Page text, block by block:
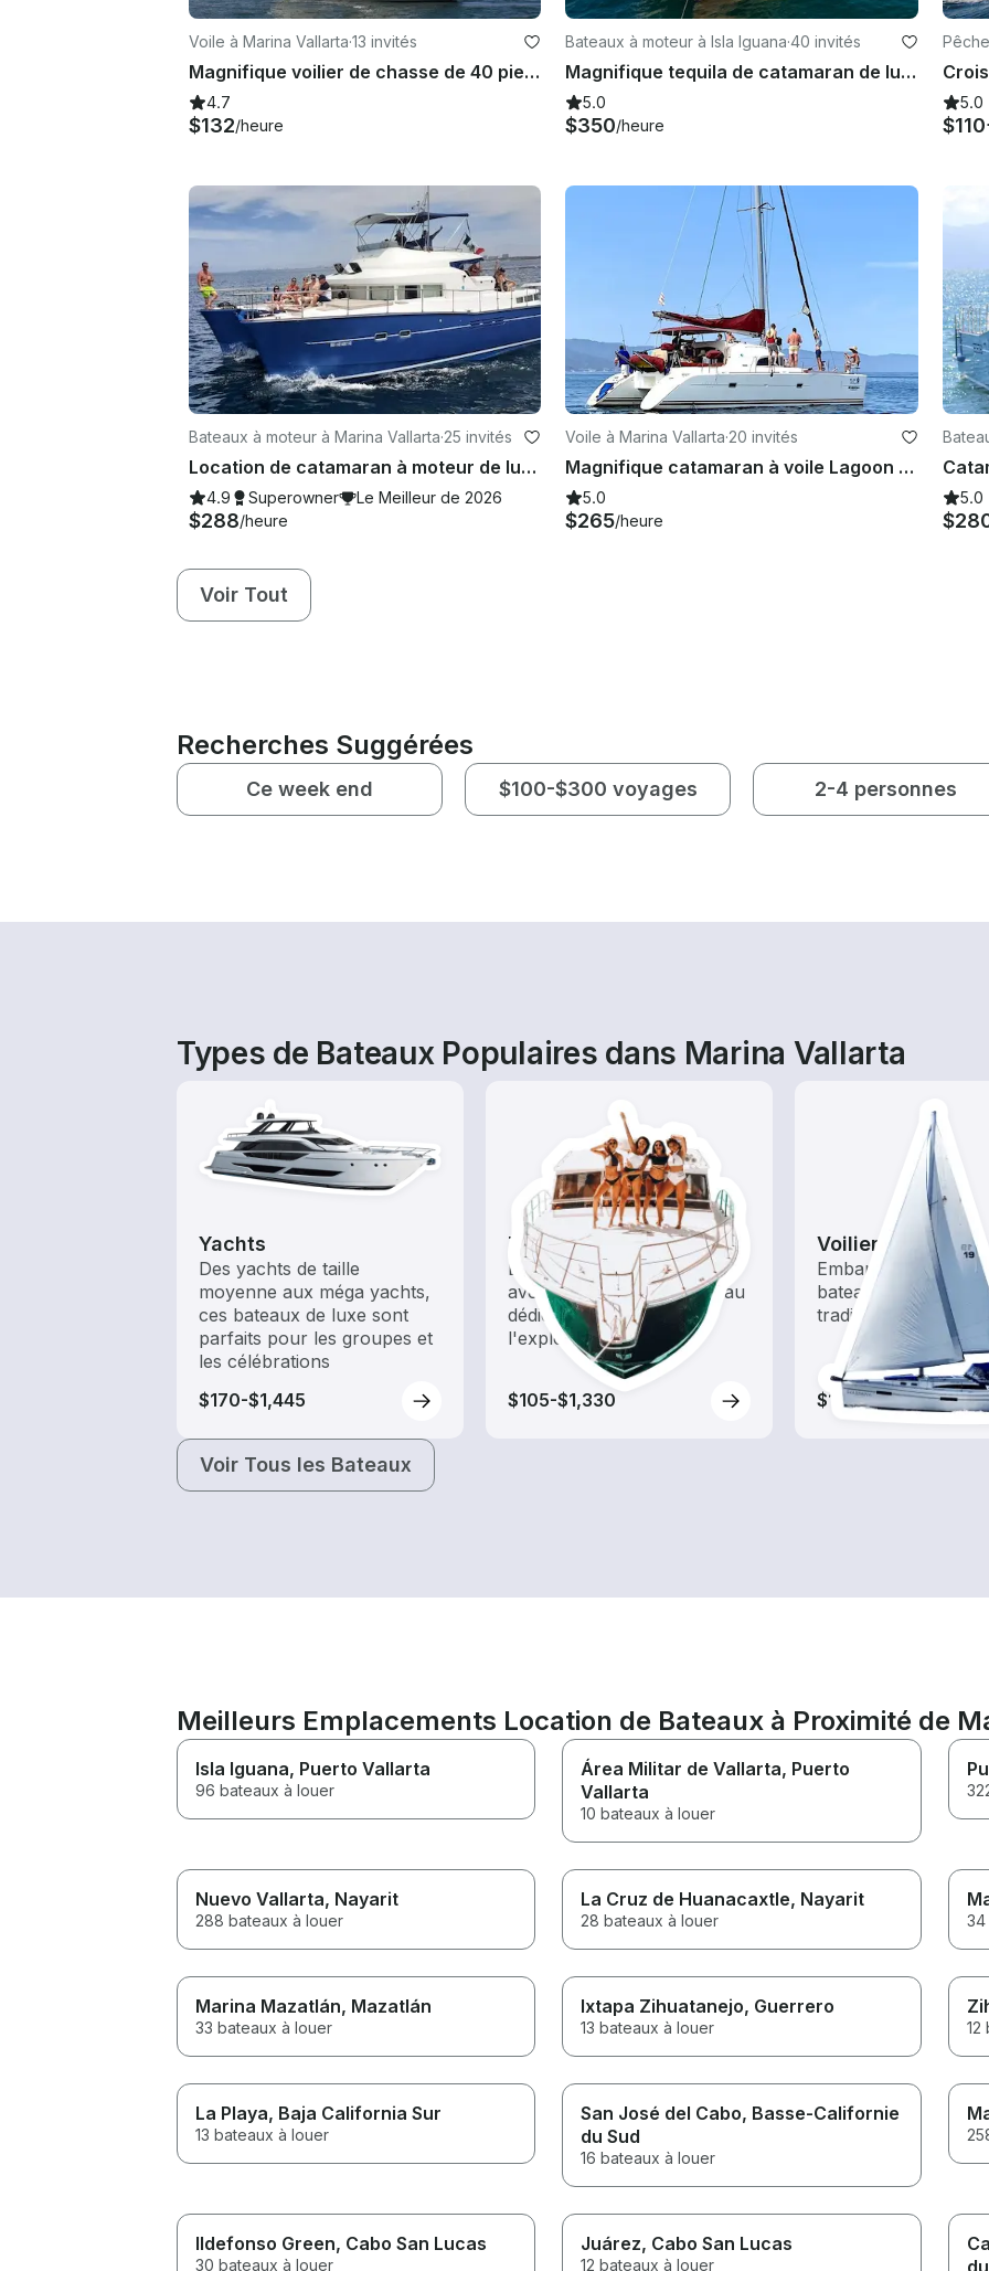
Voile à Marina Vallarta·13 invités
Magnifique voilier de chasse de 40 pieds — Profitez de l'aventure et de la brise marine à Puerto Vallarta
4.7
$132/heure
Bateaux à moteur à Isla Iguana·40 invités
Magnifique tequila de catamaran de luxe de 45 pieds à Puerto Vallarta et Bahia De Banderas
5.0
$350/heure
5.0
Bateaux à moteur à Marina Vallarta·25 invités
Location de catamaran à moteur de luxe de 43 pieds à Puerto Vallarta
4.9 Superowner Le Meilleur de 2026
$288/heure
Voile à Marina Vallarta·20 invités
Magnifique catamaran à voile Lagoon 38 à Puerto Vallarta, Mexique
5.0
$265/heure
5.0
Voir Tout
Recherches Suggérées
Ce week end $100-$300 voyages 2-4 personnes
Types de Bateaux Populaires dans Marina Vallarta
Yachts
Des yachts de taille
moyenne aux méga yachts,
ces bateaux de luxe sont
parfaits pour les groupes et
les célébrations
$170-$1,445
Tours
Explorez les eaux locales
avec une location de bateau
dédiée au tourisme et à
l'exploration
$105-$1,330
Voiliers
Embarquez avec ces
bateaux à énergie
traditionnels
$125-$605
Voir Tous les Bateaux
Meilleurs Emplacements Location de Bateaux à Proximité de
Isla Iguana, Puerto Vallarta
96 bateaux à louer
Área Militar de Vallarta, Puerto
Vallarta
10 bateaux à louer
Nuevo Vallarta, Nayarit
288 bateaux à louer
La Cruz de Huanacaxtle, Nayarit
28 bateaux à louer 34
Marina Mazatlán, Mazatlán
33 bateaux à louer
Ixtapa Zihuatanejo, Guerrero
13 bateaux à louer 12
La Playa, Baja California Sur
13 bateaux à louer
San José del Cabo, Basse-Californie
du Sud
16 bateaux à louer
Ildefonso Green, Cabo San Lucas
30 bateaux à louer
Juárez, Cabo San Lucas
12 bateaux à louer